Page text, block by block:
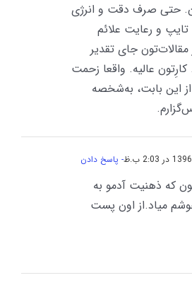
حتی صرف دقت و انرژی
و رعایت علائم
جای تقدیر
کارِتون عالیه. واقعا زحمت
این بابت، به‌شخصه
- پاسخ دادن
که ذهنیت آدمو به
میاد.از اون پست